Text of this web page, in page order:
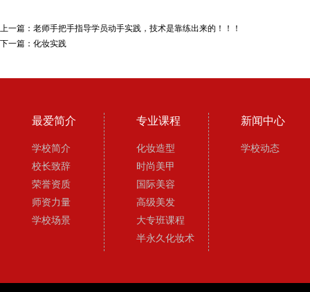
上一篇： 老师手把手指导学员动手实践，技术是靠练出来的！！！
下一篇： 化妆实践
最爱简介
学校简介
校长致辞
荣誉资质
师资力量
学校场景
专业课程
化妆造型
时尚美甲
国际美容
高级美发
大专班课程
半永久化妆术
新闻中心
学校动态